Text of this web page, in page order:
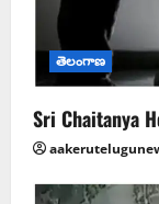
తెలంగాణ
Sri